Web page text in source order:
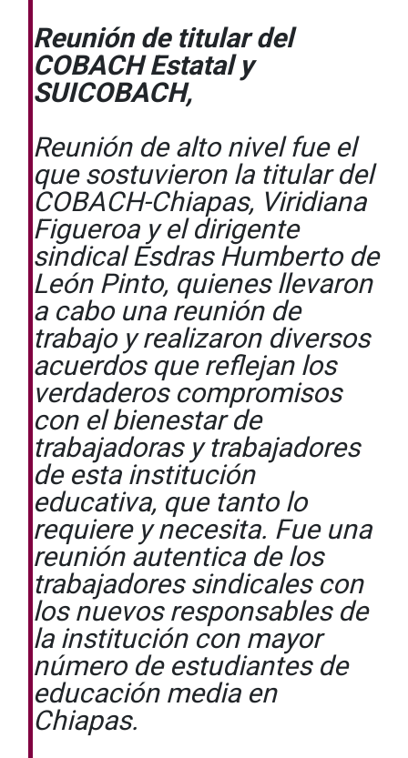
Reunión de titular del
COBACH Estatal y
SUICOBACH,
Reunión de alto nivel fue el
que sostuvieron la titular del
COBACH-Chiapas, Viridiana
Figueroa y el dirigente
sindical Esdras Humberto de
León Pinto, quienes llevaron
a cabo una reunión de
trabajo y realizaron diversos
acuerdos que reflejan los
verdaderos compromisos
con el bienestar de
trabajadoras y trabajadores
de esta institución
educativa, que tanto lo
requiere y necesita. Fue una
reunión autentica de los
trabajadores sindicales con
los nuevos responsables de
la institución con mayor
número de estudiantes de
educación media en
Chiapas.